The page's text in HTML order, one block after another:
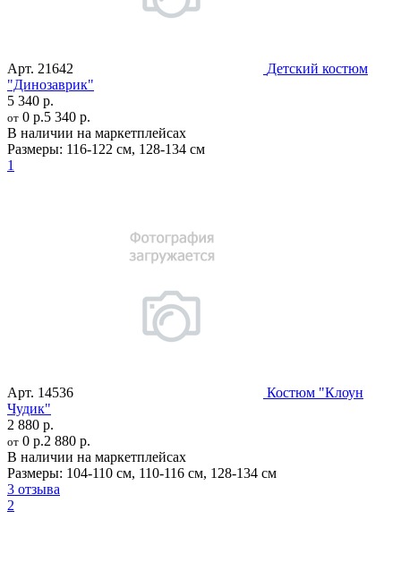
Арт. 21642
Детский костюм
"Динозаврик"
5 340 р.
от 0 р.5 340 р.
В наличии на маркетплейсах
Размеры: 116-122 см, 128-134 см
1
Арт. 14536
Костюм "Клоун
Чудик"
2 880 р.
от 0 р.2 880 р.
В наличии на маркетплейсах
Размеры: 104-110 см, 110-116 см, 128-134 см
3 отзыва
2